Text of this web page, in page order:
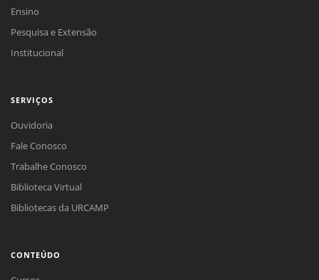
Ensino
Pesquisa e Extensão
Institucional
SERVIÇOS
Ouvidoria
Fale Conosco
Trabalhe Conosco
Biblioteca Virtual
Bibliotecas da URCAMP
CONTEÚDO